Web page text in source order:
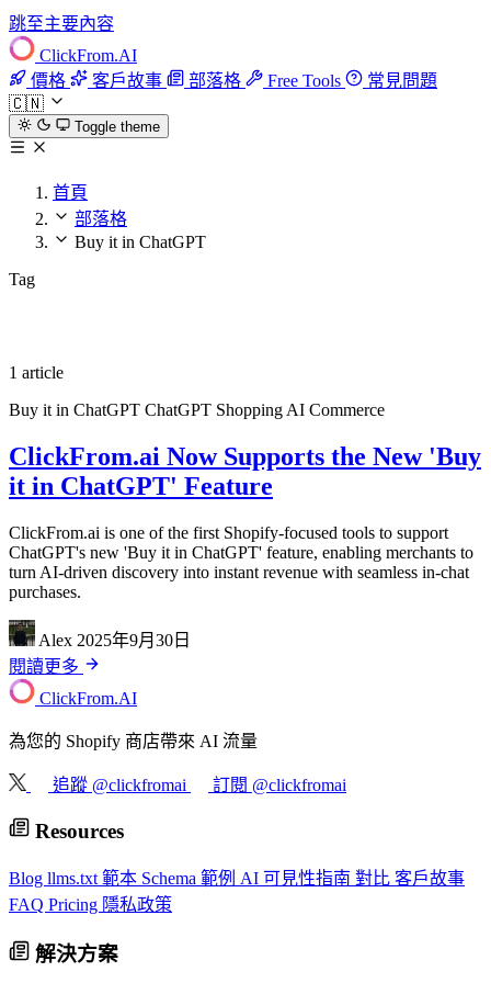
跳至主要內容
ClickFrom.AI
價格
客戶故事 部落格 Free Tools
常見問題
🇨🇳
Toggle theme
首頁
部落格
Buy it in ChatGPT
Tag
1 article
Buy it in ChatGPT ChatGPT Shopping AI Commerce
ClickFrom.ai Now Supports the New 'Buy
it in ChatGPT' Feature
ClickFrom.ai is one of the first Shopify-focused tools to support
ChatGPT's new 'Buy it in ChatGPT' feature, enabling merchants to
turn AI-driven discovery into instant revenue with seamless in-chat
purchases.
Alex 2025年9月30日
閱讀更多
ClickFrom.AI
為您的 Shopify 商店帶來 AI 流量
追蹤 @clickfromai 訂閱 @clickfromai
Resources
Blog llms.txt 範本 Schema 範例 AI 可見性指南 對比 客戶故事
FAQ Pricing 隱私政策
解決方案